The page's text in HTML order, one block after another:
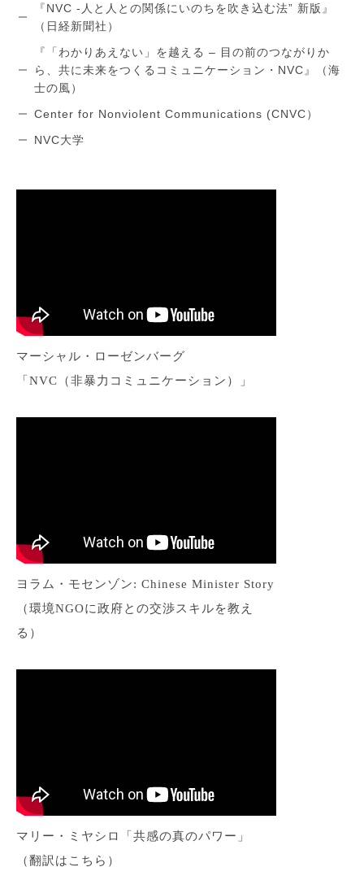
『NVC -人と人との関係にいのちを吹き込む法” 新版』
（日経新聞社）
『「わかりあえない」を越える – 目の前のつながりか
ら、共に未来をつくるコミュニケーション・NVC』（海
士の風）
Center for Nonviolent Communications (CNVC）
NVC大学
マーシャル・ローゼンバーグ
「NVC（非暴力コミュニケーション）」
ヨラム・モセンゾン: Chinese Minister Story
（環境NGOに政府との交渉スキルを教え
る）
マリー・ミヤシロ「共感の真のパワー」
（翻訳は こちら ）